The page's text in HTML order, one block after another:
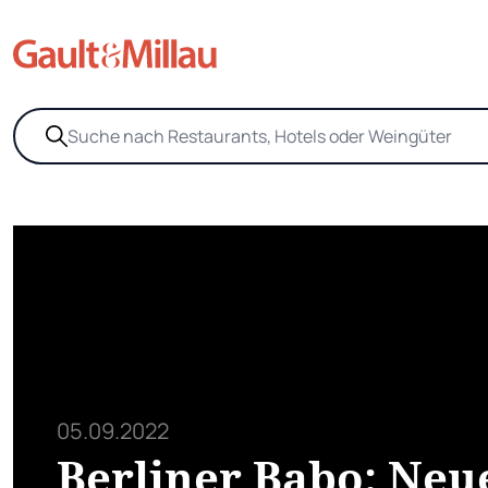
05.09.2022